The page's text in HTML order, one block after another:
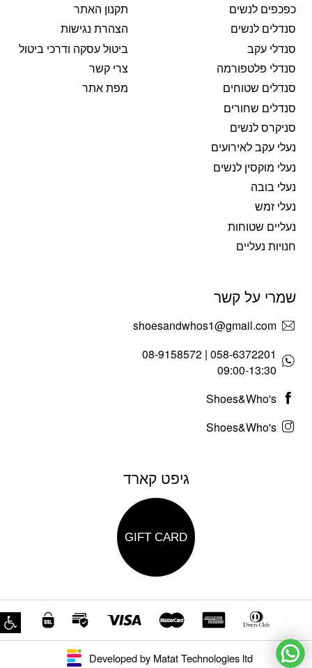
כפכפים לנשים
סנדלים לנשים
סנדלי עקב
סנדלי פלטפורמה
סנדלים שטוחים
סנדלים שחורים
סניקרס לנשים
נעלי עקב לאירועים
נעלי מוקסין לנשים
נעלי בובה
נעלי זמש
נעליים שטוחות
חנויות נעליים
תקנון האתר
הצהרת נגישות
ביטול עסקה ודרכי ביטול
צרי קשר
מפת אתר
שמרי על קשר
shoesandwhos1@gmail.com
058-6372201 | 08-9158572
09:00-13:30
Shoes&Who's
Shoes&Who's
גיפט קארד
GIFT CARD
Developed by Matat Technologies ltd